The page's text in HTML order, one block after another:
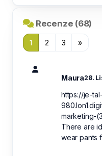
Recenze (68)
1 2 3 »
Maura28.
https://je-
marketing-
There are
wear pants